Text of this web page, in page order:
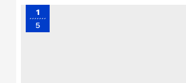
1
5